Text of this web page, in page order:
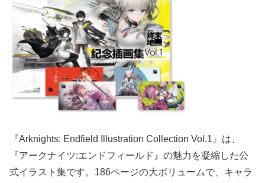
『Arknights: Endfield Illustration Collection Vol.1』は、
『アークナイツ:エンドフィールド』の魅力を凝縮した公
式イラスト集です。186ページの大ボリュームで、キャラ